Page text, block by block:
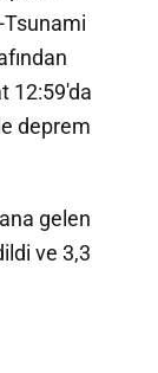
12:59'da
deprem
gelen
ve 3,3